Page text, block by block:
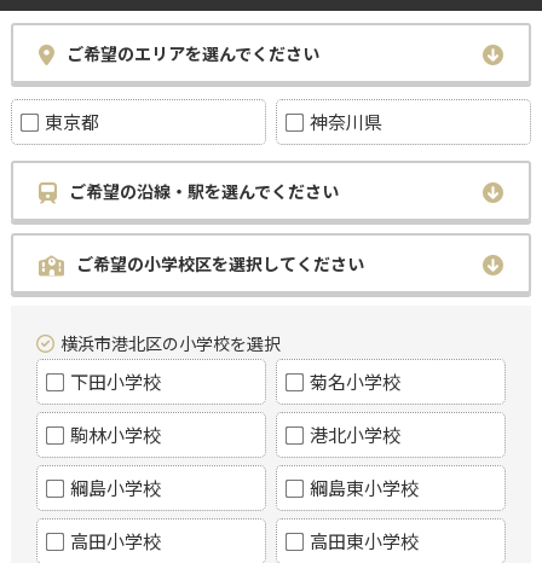
ご希望のエリアを選んでください
東京都 神奈川県
ご希望の沿線・駅を選んでください
ご希望の小学校区を選択してください
横浜市港北区の小学校を選択
下田小学校 菊名小学校
駒林小学校 港北小学校
綱島小学校 綱島東小学校
高田小学校 高田東小学校